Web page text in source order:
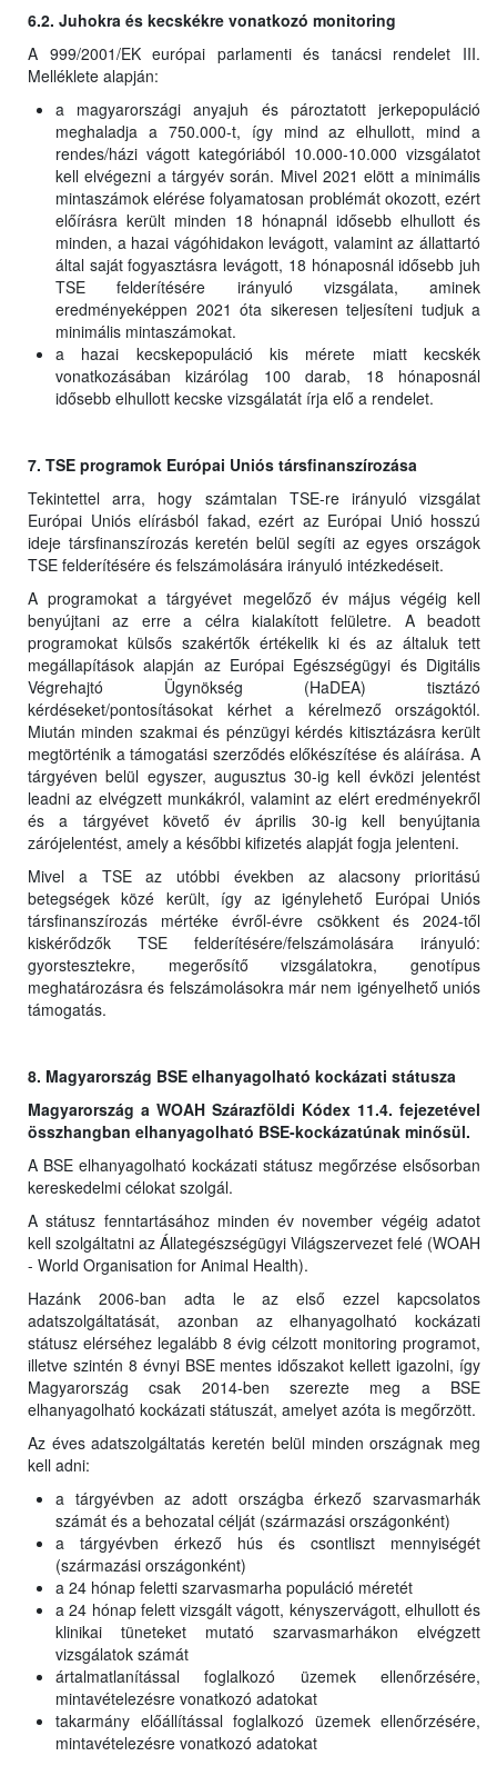
6.2. Juhokra és kecskékre vonatkozó monitoring
A 999/2001/EK európai parlamenti és tanácsi rendelet III.
Melléklete alapján:
a magyarországi anyajuh és pároztatott jerkepopuláció
meghaladja a 750.000-t, így mind az elhullott, mind a
rendes/házi vágott kategóriából 10.000-10.000 vizsgálatot
kell elvégezni a tárgyév során. Mivel 2021 elött a minimális
mintaszámok elérése folyamatosan problémát okozott, ezért
előírásra került minden 18 hónapnál idősebb elhullott és
minden, a hazai vágóhidakon levágott, valamint az állattartó
által saját fogyasztásra levágott, 18 hónaposnál idősebb juh
TSE felderítésére irányuló vizsgálata, aminek
eredményeképpen 2021 óta sikeresen teljesíteni tudjuk a
minimális mintaszámokat.
a hazai kecskepopuláció kis mérete miatt kecskék
vonatkozásában kizárólag 100 darab, 18 hónaposnál
idősebb elhullott kecske vizsgálatát írja elő a rendelet.
7. TSE programok Európai Uniós társfinanszírozása
Tekintettel arra, hogy számtalan TSE-re irányuló vizsgálat
Európai Uniós elírásból fakad, ezért az Európai Unió hosszú
ideje társfinanszírozás keretén belül segíti az egyes országok
TSE felderítésére és felszámolására irányuló intézkedéseit.
A programokat a tárgyévet megelőző év május végéig kell
benyújtani az erre a célra kialakított felületre. A beadott
programokat külsős szakértők értékelik ki és az általuk tett
megállapítások alapján az Európai Egészségügyi és Digitális
Végrehajtó Ügynökség (HaDEA) tisztázó
kérdéseket/pontosításokat kérhet a kérelmező országoktól.
Miután minden szakmai és pénzügyi kérdés kitisztázásra került
megtörténik a támogatási szerződés előkészítése és aláírása. A
tárgyéven belül egyszer, augusztus 30-ig kell évközi jelentést
leadni az elvégzett munkákról, valamint az elért eredményekről
és a tárgyévet követő év április 30-ig kell benyújtania
zárójelentést, amely a későbbi kifizetés alapját fogja jelenteni.
Mivel a TSE az utóbbi években az alacsony prioritású
betegségek közé került, így az igénylehető Európai Uniós
társfinanszírozás mértéke évről-évre csökkent és 2024-től
kiskérődzők TSE felderítésére/felszámolására irányuló:
gyorstesztekre, megerősítő vizsgálatokra, genotípus
meghatározásra és felszámolásokra már nem igényelhető uniós
támogatás.
8. Magyarország BSE elhanyagolható kockázati státusza
Magyarország a WOAH Szárazföldi Kódex 11.4. fejezetével
összhangban elhanyagolható BSE-kockázatúnak minősül.
A BSE elhanyagolható kockázati státusz megőrzése elsősorban
kereskedelmi célokat szolgál.
A státusz fenntartásához minden év november végéig adatot
kell szolgáltatni az Állategészségügyi Világszervezet felé (WOAH
- World Organisation for Animal Health).
Hazánk 2006-ban adta le az első ezzel kapcsolatos
adatszolgáltatását, azonban az elhanyagolható kockázati
státusz elérséhez legalább 8 évig célzott monitoring programot,
illetve szintén 8 évnyi BSE mentes időszakot kellett igazolni, így
Magyarország csak 2014-ben szerezte meg a BSE
elhanyagolható kockázati státuszát, amelyet azóta is megőrzött.
Az éves adatszolgáltatás keretén belül minden országnak meg
kell adni:
a tárgyévben az adott országba érkező szarvasmarhák
számát és a behozatal célját (származási országonként)
a tárgyévben érkező hús és csontliszt mennyiségét
(származási országonként)
a 24 hónap feletti szarvasmarha populáció méretét
a 24 hónap felett vizsgált vágott, kényszervágott, elhullott és
klinikai tüneteket mutató szarvasmarhákon elvégzett
vizsgálatok számát
ártalmatlanítással foglalkozó üzemek ellenőrzésére,
mintavételezésre vonatkozó adatokat
takarmány előállítással foglalkozó üzemek ellenőrzésére,
mintavételezésre vonatkozó adatokat